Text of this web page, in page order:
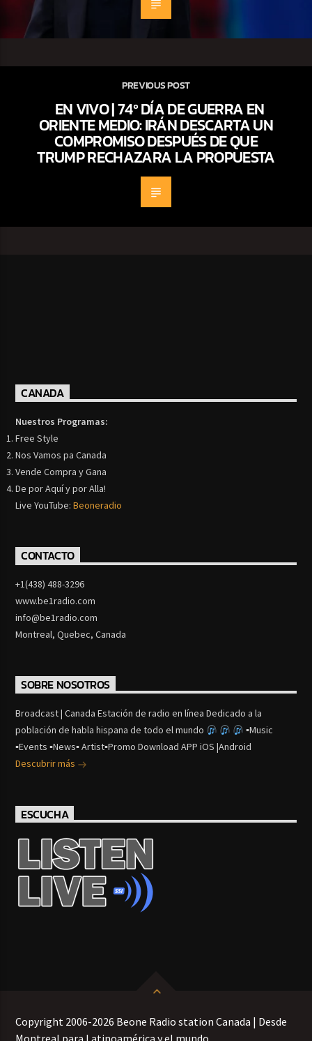
PREVIOUS POST
EN VIVO | 74º DÍA DE GUERRA EN
ORIENTE MEDIO: IRÁN DESCARTA UN
COMPROMISO DESPUÉS DE QUE
TRUMP RECHAZARA LA PROPUESTA
CANADA
Nuestros Programas:
Free Style
Nos Vamos pa Canada
Vende Compra y Gana
De por Aquí y por Alla!
Live YouTube:Beoneradio
CONTACTO
+1(438) 488-3296
www.be1radio.com
info@be1radio.com
Montreal, Quebec, Canada
SOBRE NOSOTROS
Broadcast | Canada Estación de radio en línea Dedicado a la
población de habla hispana de todo el mundo
▪Music
▪Events ▪News▪ Artist▪Promo Download APP iOS |Android
Descubrir más
ESCUCHA
Copyright 2006-2026 Beone Radio station Canada | Desde